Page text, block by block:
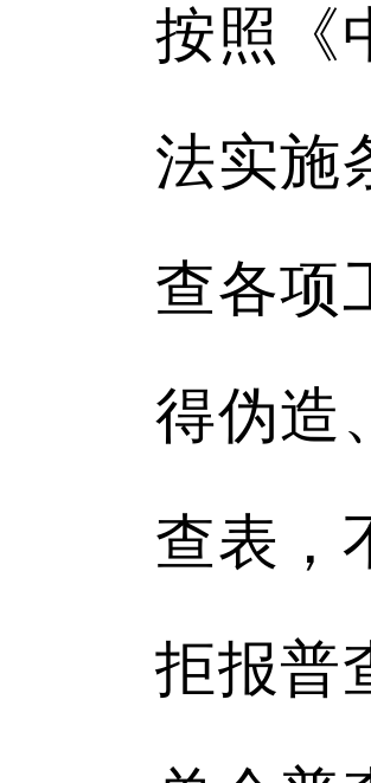
按照《
法实施
查各项
得伪造
查表，
拒报普